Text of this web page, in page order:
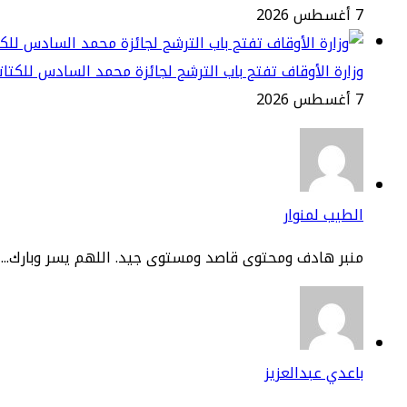
7 أغسطس 2026
وزارة الأوقاف تفتح باب الترشح لجائزة محمد السادس
7 أغسطس 2026
الطيب لمنوار
منبر هادف ومحتوى قاصد ومستوى جيد. اللهم يسر وبارك...
باعدي عبدالعزيز